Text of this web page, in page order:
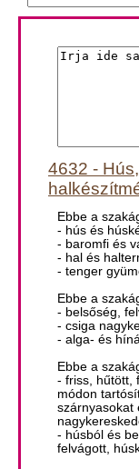
4632 -
Ebbe a
- hús és
- baromfi és
- hal és
- tenger
Ebbe a
- belsőség,
- csiga
- alga- és
Ebbe a
- friss, hűtött,
módon
szárnyasokat
- húsból és
felvágott,